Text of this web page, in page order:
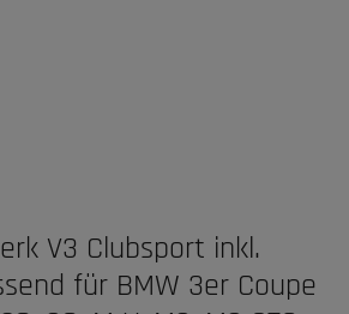
V3 Clubsport inkl.
für BMW 3er Coupe